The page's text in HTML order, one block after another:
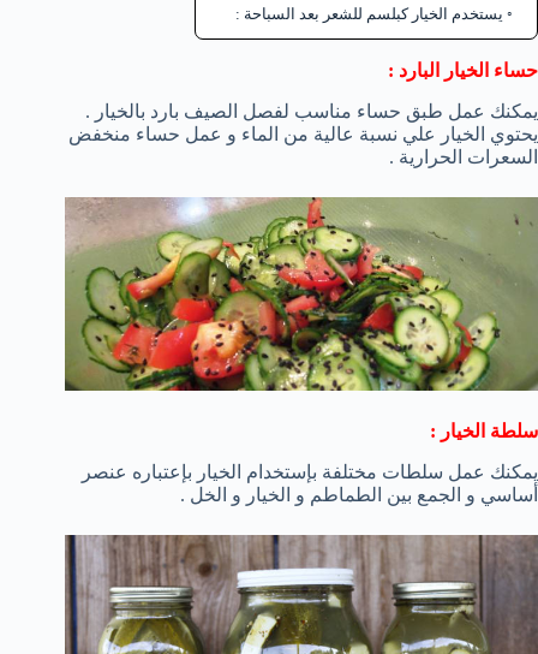
يستخدم الخيار كبلسم للشعر بعد السباحة :
حساء الخيار البارد :
يمكنك عمل طبق حساء مناسب لفصل الصيف بارد بالخيار .
يحتوي الخيار علي نسبة عالية من الماء و عمل حساء منخفض
السعرات الحرارية .
سلطة الخيار :
يمكنك عمل سلطات مختلفة بإستخدام الخيار بإعتباره عنصر
أساسي و الجمع بين الطماطم و الخيار و الخل .